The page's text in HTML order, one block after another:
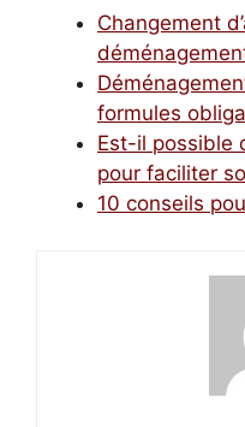
Changement
formules
Est-il possible
pour faciliter
10 conseils